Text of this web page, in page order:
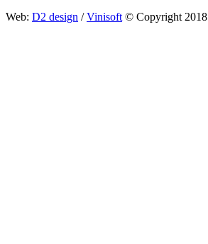
Web: D2 design /Vinisoft© Copyright 2018